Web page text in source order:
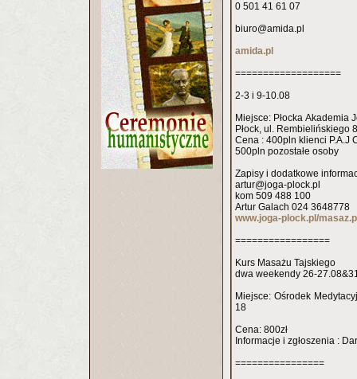
0 501 41 61 07
biuro@amida.pl
amida.pl
===================
2-3 i 9-10.08
Miejsce: Płocka Akademia
Płock, ul. Rembielińskiego 8
Cena : 400pln klienci P.A.J
500pln pozostałe osoby
Zapisy i dodatkowe
artur@joga-plock.pl
kom 509 488 100
Artur Galach 024 3648778
www.joga-plock.pl/
=================
Kurs Masażu Tajskiego
dwa weekendy 26-
Miejsce: Ośrodek
18
Cena: 800zł
Informacje i zgłoszenia :
================